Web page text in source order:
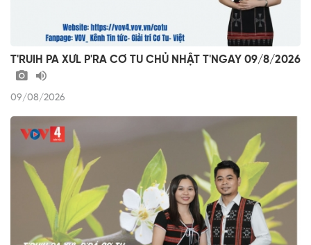
T'RUIH PA XƯL P'RA CƠ TU CHỦ NHẬT T'NGAY 09/8/2026
09/08/2026